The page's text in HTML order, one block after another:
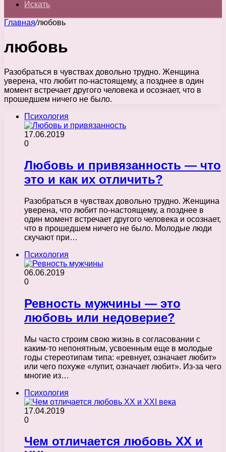
Искать
Главная/любовь
любовь
Разобраться в чувствах довольно трудно. Женщина
уверена, что любит по-настоящему, а позднее в один
момент встречает другого человека и осознает, что в
прошедшем ничего не было.
Психология
17.06.2019
0
Любовь и привязанность — что
это и как их отличить?
Разобраться в чувствах довольно трудно. Женщина
уверена, что любит по-настоящему, а позднее в
один момент встречает другого человека и осознает,
что в прошедшем ничего не было. Молодые люди
скучают при…
Психология
06.06.2019
0
Ревность мужчины — это
любовь или недоверие?
Мы часто строим свою жизнь в согласовании с
каким-то непонятным, усвоенным еще в молодые
годы стереотипам типа: «ревнует, означает любит»
или чего похуже «лупит, означает любит». Из-за чего
многие из…
Психология
17.04.2019
0
Чем отличается любовь ХХ и